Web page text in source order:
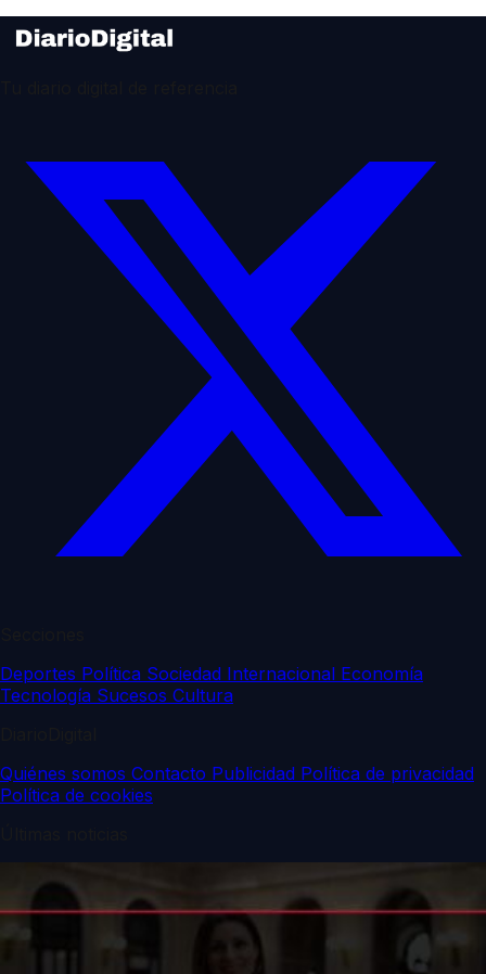
Deportes Política Sociedad Internacional Economía
Tecnología Sucesos Cultura
Quiénes somos Contacto Publicidad Política de privacidad
Política de cookies